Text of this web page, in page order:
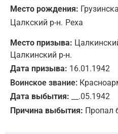
Место рождения:
Цалкский р-н. Реха
Место призыва:
Цалкинский р-н.
Дата призыва: 16.01.1942
Воинское звание:
Дата выбытия: __.05.1942
Причина выбытия: Пропал